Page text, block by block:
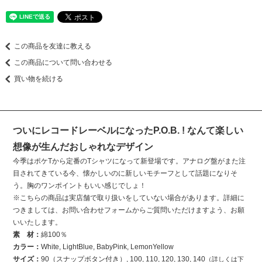
この商品を友達に教える
この商品について問い合わせる
買い物を続ける
ついにレコードレーベルになったP.O.B. ! なんて楽しい
想像が生んだおしゃれなデザイン
今季はポケTから定番のTシャツになって新登場です。アナログ盤がまた注
目されてきている今、懐かしいのに新しいモチーフとして話題になりそ
う。胸のワンポイントもいい感じでしょ！
※こちらの商品は実店舗で取り扱いをしていない場合があります。詳細に
つきましては、お問い合わせフォームからご質問いただけますよう、お願
いいたします。
素 材：綿100％
カラー：White, LightBlue, BabyPink, LemonYellow
サイズ：90（スナップボタン付き）, 100, 110, 120, 130, 140 （詳しくは下